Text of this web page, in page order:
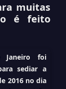
muitas
é feito
foi
sediar a
2016 no dia